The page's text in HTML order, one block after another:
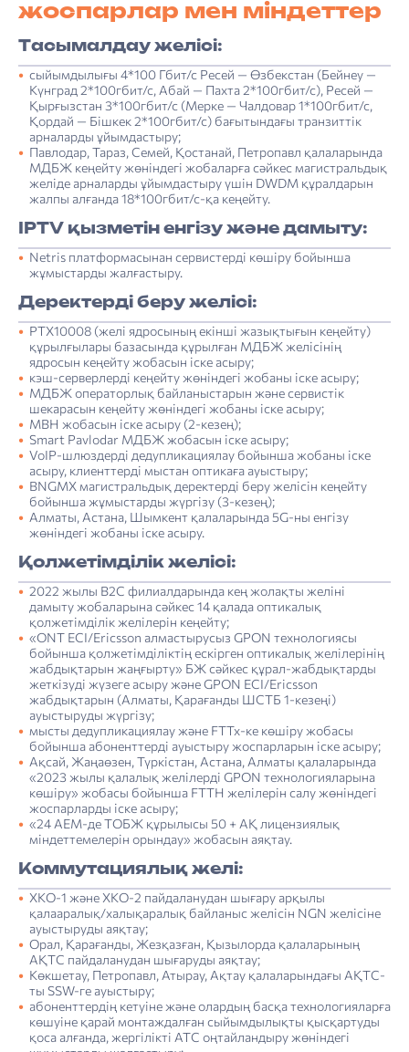
жоспарлар мен міндеттер
Тасымалдау желісі:
сыйымдылығы 4*100 Гбит/с Ресей — ­Өзбекстан (Бейнеу —
Күнград 2*100гбит/с, Абай — Пахта 2*100гбит/с), Ресей —
Қырғызстан 3*100гбит/с (Мерке — Чалдовар 1*100гбит/с,
Қордай — Бішкек 2*100гбит/с) бағытындағы транзиттік
арналарды ұйымдастыру;
Павлодар, Тараз, Семей, Қостанай, Петропавл қалаларында
МДБЖ кеңейту жөніндегі жобаларға сәйкес магистральдық
желіде арналарды ұйымдастыру үшін DWDM құралдарын
жалпы алғанда 18*100гбит/с-қа кеңейту.
IPTV қызметін енгізу және дамыту:
Netris платформасынан сервистерді көшіру бойынша
жұмыстарды жалғастыру.
Деректерді беру желісі:
PTX10008 (желі ядросының екінші жазықтығын кеңейту)
құрылғылары базасында құрылған МДБЖ желісінің
ядросын кеңейту жобасын іске асыру;
кэш-серверлерді кеңейту жөніндегі жобаны іске асыру;
МДБЖ операторлық байланыстарын және сервистік
шекарасын кеңейту жөніндегі жобаны іске асыру;
MBH жобасын іске асыру (2-кезең);
Smart Pavlodar МДБЖ жобасын іске асыру;
VoIP-шлюздерді дедупликациялау бойынша жобаны іске
асыру, клиенттерді мыстан оптикаға ауыстыру;
BNGMX магистральдық деректерді беру желісін кеңейту
бойынша жұмыстарды жүргізу (3-кезең);
Алматы, Астана, Шымкент қалаларында 5G-ны енгізу
жөніндегі жобаны іске асыру.
Қолжетімділік желісі:
2022 жылы B2C филиалдарында кең жолақты желіні
дамыту жобаларына сәйкес 14 қалада оптикалық
қолжетімділік желілерін кеңейту;
«ONT ECI/Ericsson алмастырусыз GPON технологиясы
бойынша қолжетімділіктің ескірген оптикалық желілерінің
жабдықтарын жаңғырту» БЖ сәйкес құрал-жабдықтарды
жеткізуді жүзеге асыру және GPON ECI/Ericsson
жабдықтарын (Алматы, Қарағанды ШСТБ 1-кезеңі)
ауыстыруды жүргізу;
мысты дедупликациялау және FTTx-ке көшіру жобасы
бойынша абоненттерді ауыстыру жоспарларын іске асыру;
Ақсай, Жаңаөзен, Түркістан, Астана, Алматы қалаларында
«2023 жылы қалалық желілерді GPON технологияларына
көшіру» жобасы бойынша FTTH желілерін салу жөніндегі
жоспарларды іске асыру;
«24 АЕМ-де ТОБЖ құрылысы 50 + АҚ лицензиялық
міндеттемелерін орындау» жобасын аяқтау.
Коммутациялық желі:
ХКО-1 және ХКО-2 пайдаланудан шығару арқылы
қалааралық/халықаралық байланыс желісін NGN желісіне
ауыстыруды аяқтау;
Орал, Қарағанды, Жезқазған, Қызылорда қалаларының
АҚТС пайдаланудан шығаруды аяқтау;
Көкшетау, Петропавл, Атырау, Ақтау қалаларындағы АҚТС-
ты SSW-ге ауыстыру;
абоненттердің кетуіне және олардың басқа технологияларға
көшуіне қарай монтаждалған сыйымдылықты қысқартуды
қоса алғанда, жергілікті АТС оңтайландыру жөніндегі